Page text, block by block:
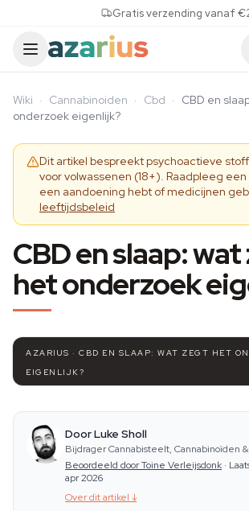
Gratis verzending vanaf
Wiki · Cannabinoiden · Cbd · CBD en
onderzoek eigenlijk?
Dit artikel bespreekt psychoactieve
voor volwassenen (18+). Raadpleeg een
een aandoening hebt of medicijnen
leeftijdsbeleid
CBD en slaap:
het onderzoek
AZARIUS · CBD EN SLAAP: WAT ZEGT HET
EIGENLIJK?
Door Luke Sholl
Bijdrager Cannabisteelt, Cannabinoïden
Beoordeeld door Toine Verleijsdonk ·
apr 2026
Over dit artikel ↓